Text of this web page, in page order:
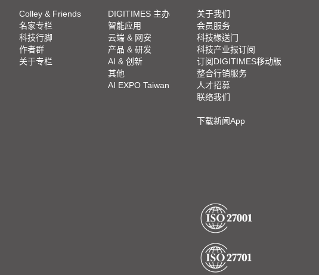
Colley & Friends
名家专栏
科技行脚
作者群
关于专栏
DIGITIMES 主办
智能应用
云端 & 网安
产品 & 研发
AI & 创新
其他
AI EXPO Taiwan
关于我们
会员服务
科技椽送门
科技产业报订阅
订阅DIGITIMES移动版
整合行销服务
人才招募
联络我们
下载新闻App